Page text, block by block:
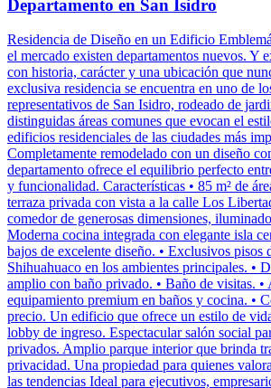
Departamento en San Isidro
Residencia de Diseño en un Edificio
el mercado existen departamentos nuevos. Y
con historia, carácter y una ubicación que
exclusiva residencia se encuentra en uno de
representativos de San Isidro, rodeado de
distinguidas áreas comunes que evocan el
edificios residenciales de las ciudades más
Completamente remodelado con un diseño
departamento ofrece el equilibrio perfecto
y funcionalidad. Características • 85 m² de
terraza privada con vista a la calle Los
comedor de generosas dimensiones,
Moderna cocina integrada con elegante isla
bajos de excelente diseño. • Exclusivos pisos
Shihuahuaco en los ambientes principales. •
amplio con baño privado. • Baño de visitas. •
equipamiento premium en baños y cocina. •
precio. Un edificio que ofrece un estilo de
lobby de ingreso. Espectacular salón social
privados. Amplio parque interior que brinda
privacidad. Una propiedad para quienes
las tendencias Ideal para ejecutivos,